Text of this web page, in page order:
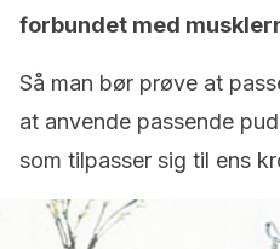
forbundet med
Så man bør prøve at
at anvende passende
som tilpasser sig til ens